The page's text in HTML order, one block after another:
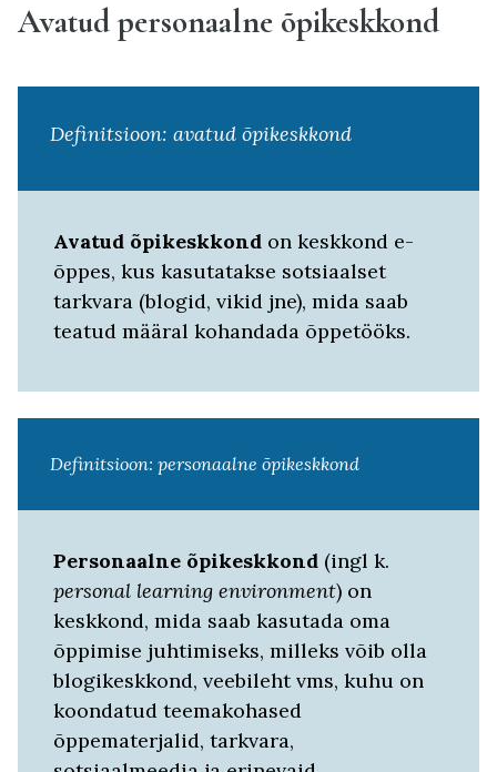
Avatud personaalne õpikeskkond
Definitsioon: avatud õpikeskkond
Avatud õpikeskkond on keskkond e-
õppes, kus kasutatakse sotsiaalset
tarkvara (blogid, vikid jne), mida saab
teatud määral kohandada õppetööks.
Definitsioon: personaalne õpikeskkond
Personaalne õpikeskkond (ingl k.
personal learning environment) on
keskkond, mida saab kasutada oma
õppimise juhtimiseks, milleks võib olla
blogikeskkond, veebileht vms, kuhu on
koondatud teemakohased
õppematerjalid, tarkvara,